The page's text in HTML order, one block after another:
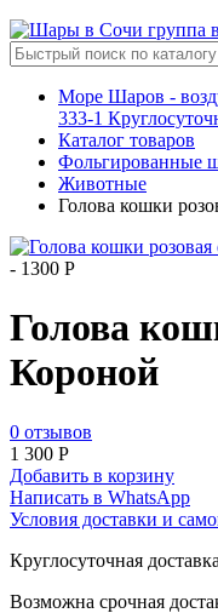
Море Шаров -
333-1
Каталог товаров
Фольгированные
Животные
Голова кошки
- 1300 Р
Голова
Короной
0 отзывов
1 300 Р
Добавить в корзину
Написать в WhatsApp
Условия доставки и
Круглосуточная
Возможна срочная